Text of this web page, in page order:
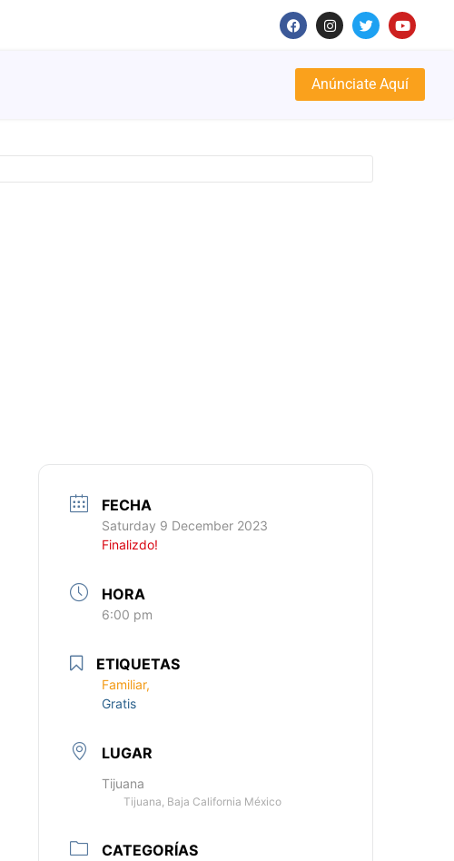
Anúnciate Aquí
FECHA
Saturday 9 December 2023
Finalizdo!
HORA
6:00 pm
ETIQUETAS
Familiar,
Gratis
LUGAR
Tijuana
Tijuana, Baja California México
CATEGORÍAS